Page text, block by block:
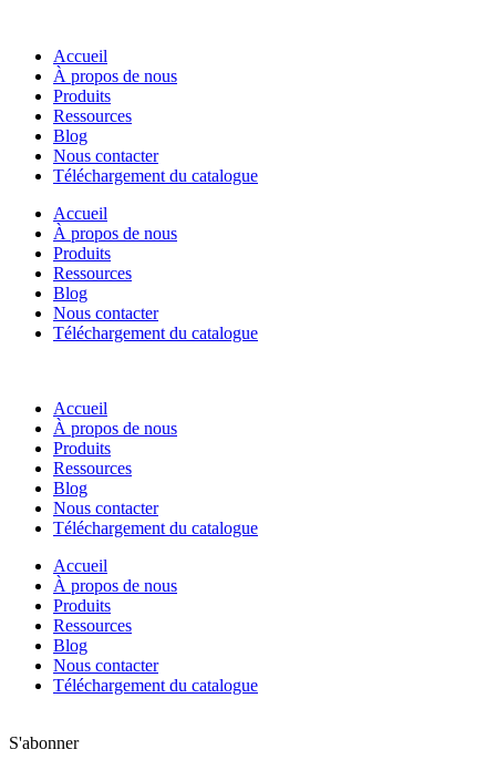
Accueil
À propos de nous
Produits
Ressources
Blog
Nous contacter
Téléchargement du catalogue
Accueil
À propos de nous
Produits
Ressources
Blog
Nous contacter
Téléchargement du catalogue
Accueil
À propos de nous
Produits
Ressources
Blog
Nous contacter
Téléchargement du catalogue
Accueil
À propos de nous
Produits
Ressources
Blog
Nous contacter
Téléchargement du catalogue
S'abonner